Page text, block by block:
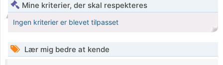
Mine kriterier, der skal respekteres
Ingen kriterier er blevet tilpasset
Lær mig bedre at kende